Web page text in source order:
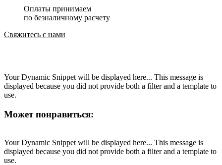
Оплаты принимаем
по безналичному расчету
Свяжитесь с нами
Your Dynamic Snippet will be displayed here... This message is
displayed because you did not provide both a filter and a template to
use.
Может понравиться:
Your Dynamic Snippet will be displayed here... This message is
displayed because you did not provide both a filter and a template to
use.